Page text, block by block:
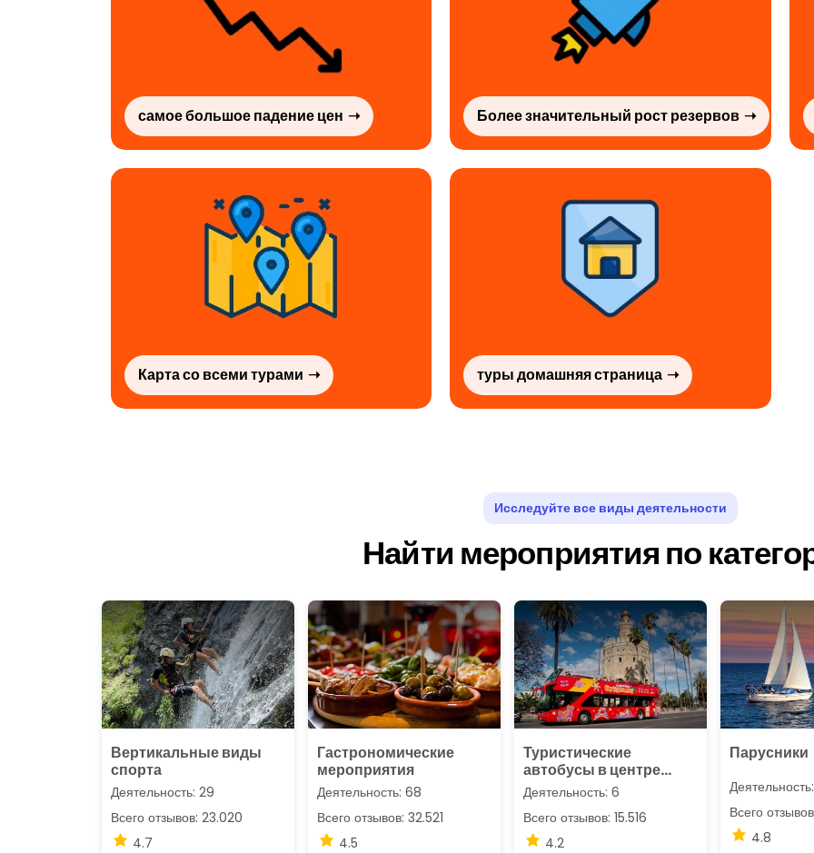
самое большое падение цен Более значительный рост резервов
Карта со всеми турами туры домашняя страница
Исследуйте все виды деятельности
Найти мероприятия по
Вертикальные виды
спорта
Деятельность: 29
Всего отзывов: 23.020
4.7
Гастрономические
мероприятия
Деятельность: 68
Всего отзывов: 32.521
4.5
Туристические
автобусы в центре
города
Деятельность: 6
Всего отзывов: 15.516
4.2
Парусники
Всего
4.8